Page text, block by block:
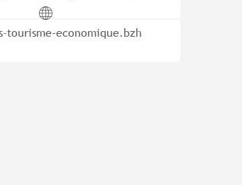
tourisme-economique.bzh